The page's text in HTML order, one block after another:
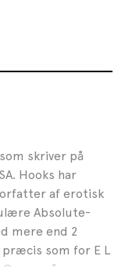
skriver på
Hooks har
af erotisk
Absolute-
mere end 2
som for E L